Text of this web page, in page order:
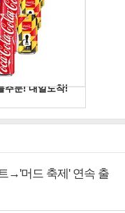
→'머드 축제' 연속 출